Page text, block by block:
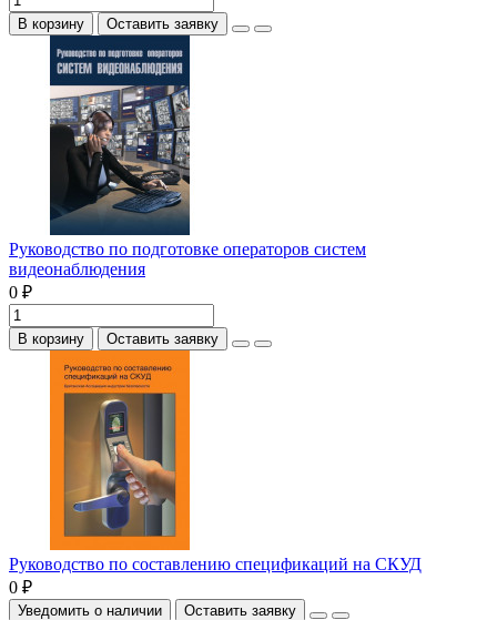
В корзину Оставить заявку
Руководство по подготовке операторов систем
видеонаблюдения
0 ₽
В корзину Оставить заявку
Руководство по составлению спецификаций на СКУД
0 ₽
Уведомить о наличии Оставить заявку